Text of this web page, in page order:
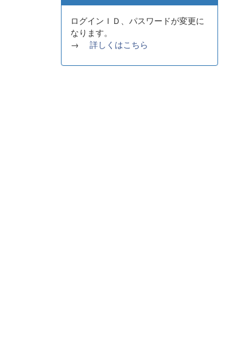
ログインＩＤ、パスワードが変更に
なります。
→ 詳しくはこちら